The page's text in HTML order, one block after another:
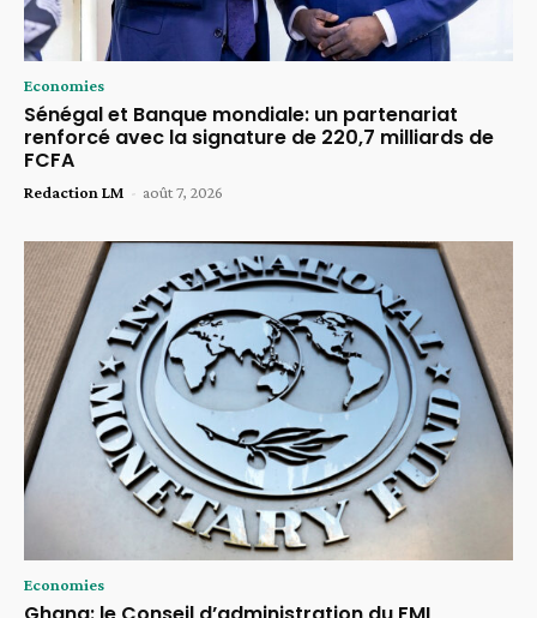
Economies
Sénégal et Banque mondiale: un partenariat
renforcé avec la signature de 220,7 milliards de
FCFA
Redaction LM - août 7, 2026
Economies